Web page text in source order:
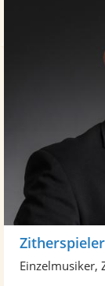
Einzelmusiker,